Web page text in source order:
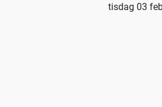
tisdag 03